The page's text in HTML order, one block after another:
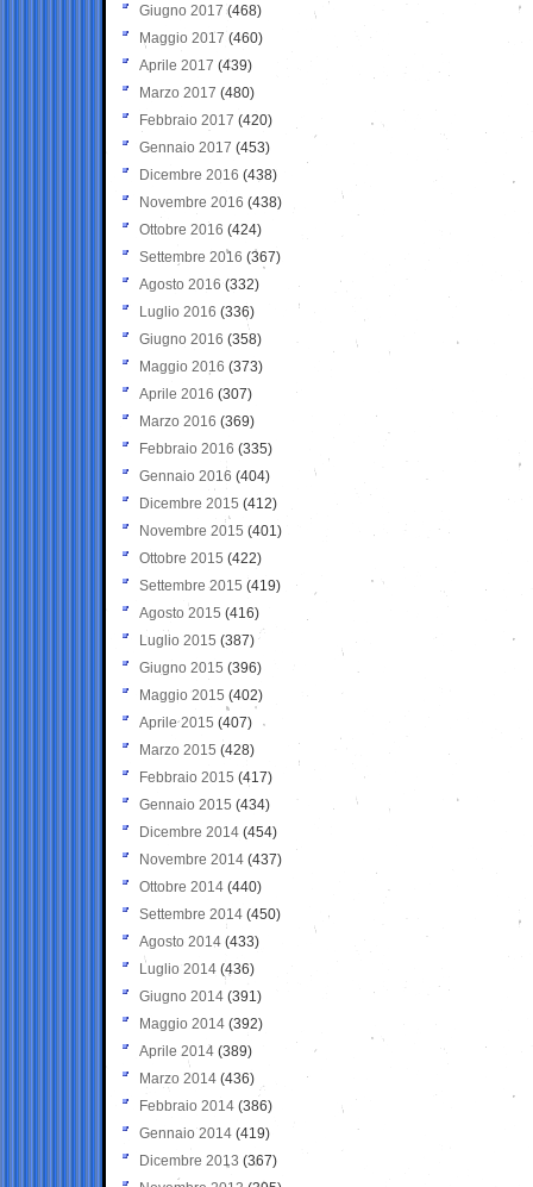
Giugno 2017 (468)
Maggio 2017 (460)
Aprile 2017 (439)
Marzo 2017 (480)
Febbraio 2017 (420)
Gennaio 2017 (453)
Dicembre 2016 (438)
Novembre 2016 (438)
Ottobre 2016 (424)
Settembre 2016 (367)
Agosto 2016 (332)
Luglio 2016 (336)
Giugno 2016 (358)
Maggio 2016 (373)
Aprile 2016 (307)
Marzo 2016 (369)
Febbraio 2016 (335)
Gennaio 2016 (404)
Dicembre 2015 (412)
Novembre 2015 (401)
Ottobre 2015 (422)
Settembre 2015 (419)
Agosto 2015 (416)
Luglio 2015 (387)
Giugno 2015 (396)
Maggio 2015 (402)
Aprile 2015 (407)
Marzo 2015 (428)
Febbraio 2015 (417)
Gennaio 2015 (434)
Dicembre 2014 (454)
Novembre 2014 (437)
Ottobre 2014 (440)
Settembre 2014 (450)
Agosto 2014 (433)
Luglio 2014 (436)
Giugno 2014 (391)
Maggio 2014 (392)
Aprile 2014 (389)
Marzo 2014 (436)
Febbraio 2014 (386)
Gennaio 2014 (419)
Dicembre 2013 (367)